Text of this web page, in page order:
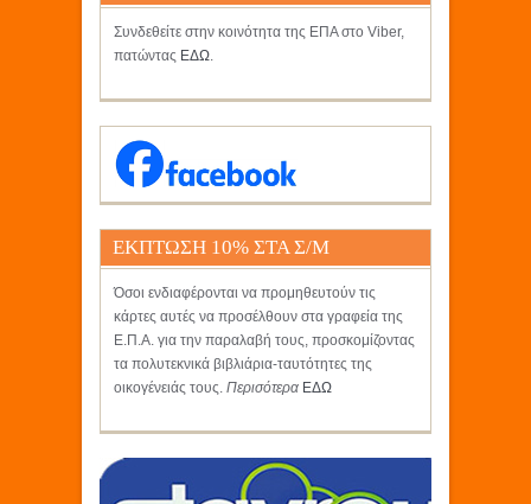
Συνδεθείτε στην κοινότητα της ΕΠΑ στο Viber,
πατώντας ΕΔΩ.
ΕΚΠΤΩΣΗ 10% ΣΤΑ Σ/Μ
ΚΡΗΤΙΚΟΣ
Όσοι ενδιαφέρονται να προμηθευτούν τις
κάρτες αυτές να προσέλθουν στα γραφεία της
Ε.Π.Α. για την παραλαβή τους, προσκομίζοντας
τα πολυτεκνικά βιβλιάρια-ταυτότητες της
οικογένειάς τους. Περισότερα ΕΔΩ